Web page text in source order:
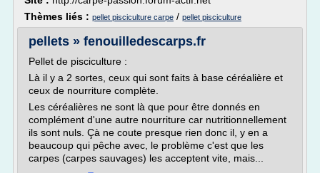
Thèmes liés : pellet pisciculture carpe / pellet pisciculture
pellets » fenouilledescarps.fr
Pellet de pisciculture :
Là il y a 2 sortes, ceux qui sont faits à base céréalière et
ceux de nourriture complète.
Les céréalières ne sont là que pour être donnés en
complément d'une autre nourriture car nutritionnellement
ils sont nuls. Çà ne coute presque rien donc il, y en a
beaucoup qui pêche avec, le problème c'est que les
carpes (carpes sauvages) les acceptent vite, mais...